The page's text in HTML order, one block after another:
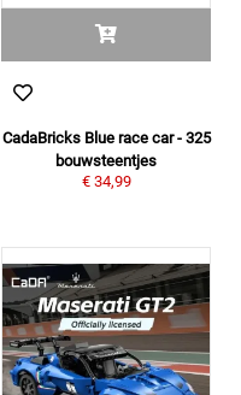
CadaBricks Blue race car - 325
bouwsteentjes
€ 34,99